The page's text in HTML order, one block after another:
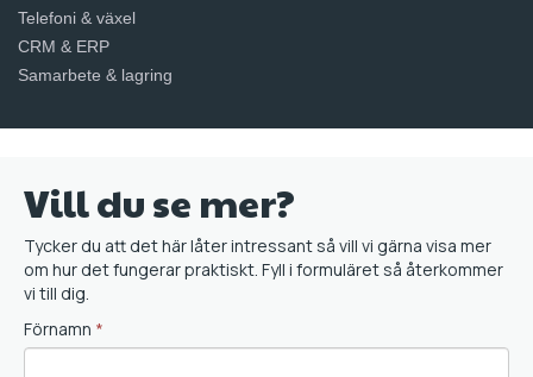
Telefoni & växel
CRM & ERP
Samarbete & lagring